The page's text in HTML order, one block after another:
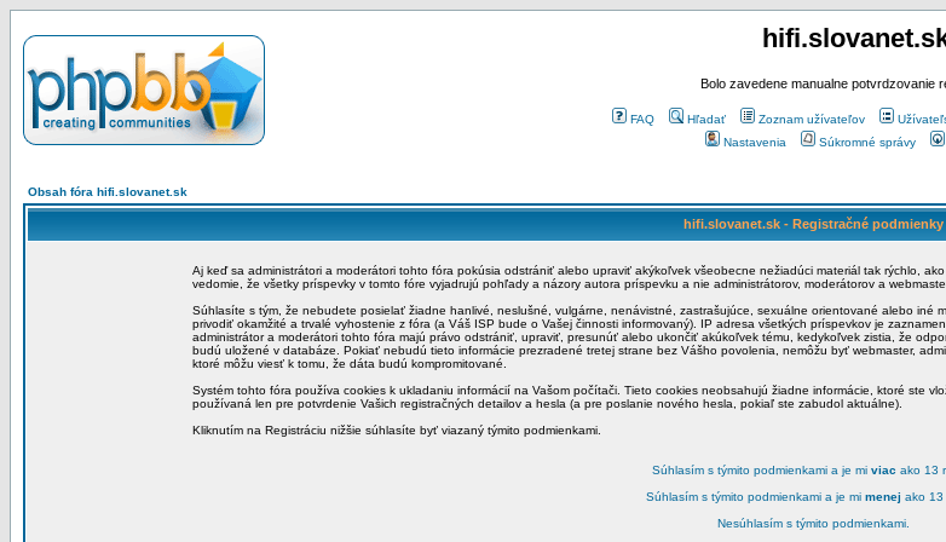
Bolo zavedene manualne potvrdzovanie
FAQ Hľadať Zoznam užívateľov
Nastavenia
Súkromné správy
Obsah fóra hifi.slovanet.sk
hifi.slovanet.sk - Registračné podmienky
Aj keď sa administrátori a moderátori tohto fóra pokúsia odstrániť alebo upraviť akýkoľvek všeobecne nežiadúci materiál tak rýchlo,
vedomie, že všetky príspevky v tomto fóre vyjadrujú pohľady a názory autora príspevku a nie administrátorov, moderátorov a
Súhlasíte s tým, že nebudete posielať žiadne hanlivé, neslušné, vulgárne, nenávistné, zastrašujúce, sexuálne orientované alebo iné
privodiť okamžité a trvalé vyhostenie z fóra (a Váš ISP bude o Vašej činnosti informovaný). IP adresa všetkých príspevkov je
administrátor a moderátori tohto fóra majú právo odstrániť, upraviť, presunúť alebo ukončiť akúkoľvek tému, kedykoľvek zistia, že
budú uložené v databáze. Pokiať nebudú tieto informácie prezradené tretej strane bez Vášho povolenia, nemôžu byť webmaster,
ktoré môžu viesť k tomu, že dáta budú kompromitované.
Systém tohto fóra používa cookies k ukladaniu informácií na Vašom počítači. Tieto cookies neobsahujú žiadne informácie, ktoré ste
používaná len pre potvrdenie Vašich registračných detailov a hesla (a pre poslanie nového hesla, pokiaľ ste zabudol aktuálne).
Kliknutím na Registráciu nižšie súhlasíte byť viazaný týmito podmienkami.
Súhlasím s týmito podmienkami a je mi viac ako 13
Súhlasím s týmito podmienkami a je mi menej ako 13
Nesúhlasím s týmito podmienkami.